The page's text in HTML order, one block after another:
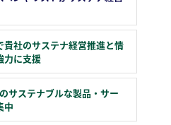
貴社のサステナ経営推進と情
力に支援
サステナブルな製品・サー
中